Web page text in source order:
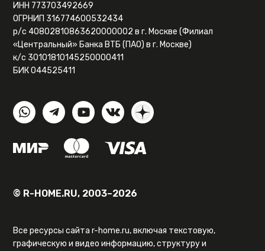
ИНН 773703492669
ОГРНИП 316774600532434
р/с 40802810863620000002 в г. Москве (Филиал
«Центральный» Банка ВТБ (ПАО) в г. Москве)
к/с 30101810145250000411
БИК 044525411
© R-HOME.RU, 2003–2026
Все ресурсы сайта r-home.ru, включая текстовую,
графическую и видео информацию, структуру и